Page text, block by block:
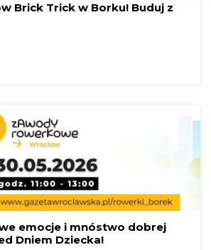
Brick Trick w Borku! Buduj z
emocje i mnóstwo dobrej
Dniem Dziecka!